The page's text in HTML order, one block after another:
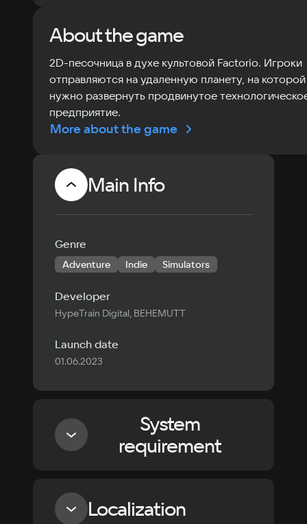
About the game
2D-песочница в духе культовой Factorio. Игроки
отправляются на удаленную планету, на которой
нужно развернуть продвинутое
предприятие.
More about the game
Main Info
Genre
Adventure Indie Simulators
Developer
HypeTrain Digital, BEHEMUTT
Launch date
01.06.2023
System
requirement
MinimumLocalization